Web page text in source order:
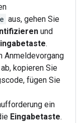
aus, gehen Sie
und
.
Anmeldevorgang
kopieren Sie
fügen Sie
ein
Eingabetaste.